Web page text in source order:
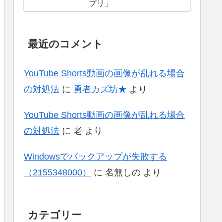
プリ」
最近のコメント
YouTube Shorts動画の画像が乱れる場合
の対処法 に 勇者カズ坊★ より
YouTube Shorts動画の画像が乱れる場合
の対処法 に 老 より
Windowsでバックアップが失敗する
（2155348000）
に 名無しの より
カテゴリー